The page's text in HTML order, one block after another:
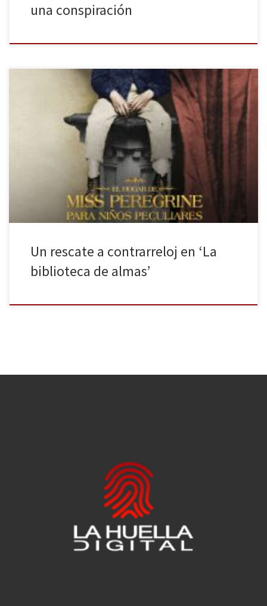
una conspiración
La biblioteca de almas es el broche de la trilogía El hogar de Miss
Peregrine para niños peculiares. Ransom Riggs se guarda más de
un as de la manga que hace que el interés de la historia de Jacob
y sus amigos no decaiga. Esta vez será el tiempo uno de […]
Un rescate a contrarreloj en ‘La
biblioteca de almas’